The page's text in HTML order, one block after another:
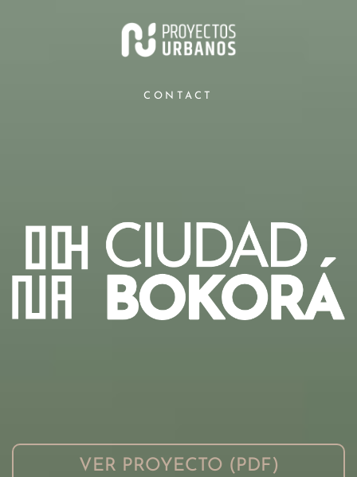
CONTACT
VER PROYECTO (PDF)